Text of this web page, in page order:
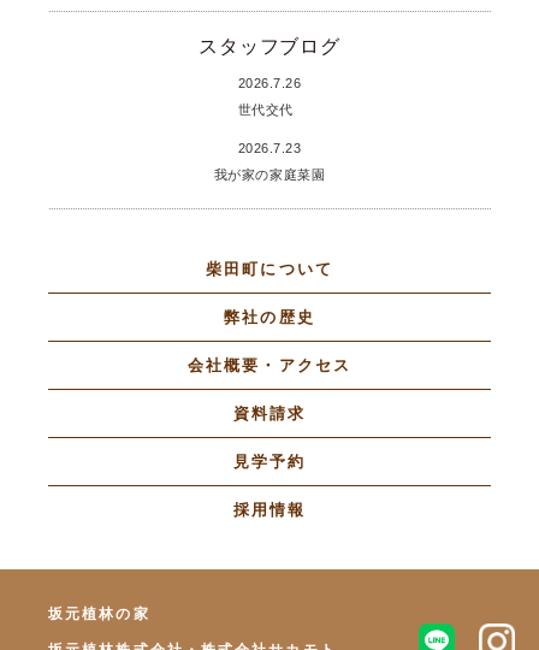
スタッフブログ
2026.7.26
世代交代
2026.7.23
我が家の家庭菜園
柴田町について
弊社の歴史
会社概要・アクセス
資料請求
見学予約
採用情報
坂元植林の家